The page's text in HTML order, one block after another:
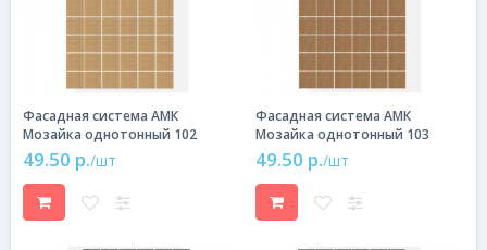
Фасадная система АМК
Мозайка однотонный 102
49.50 р./шт
Фасадная система АМК
Мозайка однотонный 103
49.50 р./шт